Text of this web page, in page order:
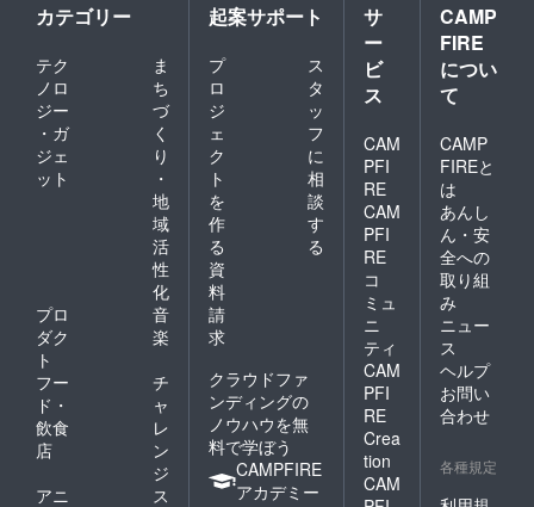
カテゴリー
テク
ノロ
ジー
・ガ
ジェ
ット
ま
ち
づ
く
り
・
地
域
活
性
化
プロ
ダク
ト
音
楽
フー
ド・
飲食
店
チ
ャ
レ
ン
ジ
アニ
ス
起案サポート
プ
ロ
ジ
ェ
ク
ト
を
作
る
ス
タ
ッ
フ
に
相
談
す
る
資
料
請
求
クラウドファ
ンディングの
ノウハウを無
料で学ぼう
CAMPFIRE
アカデミー
サ
ー
ビ
ス
CAM
PFI
RE
CAM
PFI
RE
コ
ミュ
ニ
ティ
CAM
PFI
RE
Crea
tion
CAM
CAMP
FIRE
につい
て
CAMP
FIREと
は
あんし
ん・安
全への
取り組
み
ニュー
ス
ヘルプ
お問い
合わせ
各種規定